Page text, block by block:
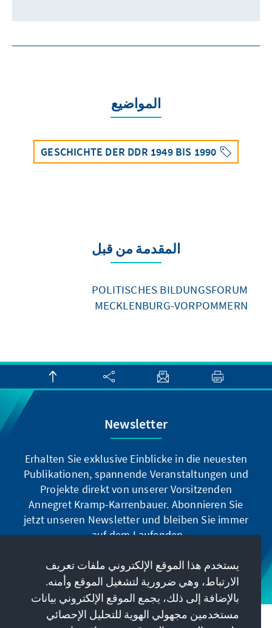
المواضيع
GESCHICHTE DER DDR 1949 BIS 1990
المقدمة من قبل
POLITISCHES BILDUNGSFORUM
MECKLENBURG-VORPOMMERN
Newsletter
Erhalten Sie exklusive Einblicke in die neuesten
Publikationen, spannende Veranstaltungen und
Projekte direkt von unserer Vorsitzenden
Annegret Kramp-Karrenbauer. Abonnieren Sie
jetzt unseren Newsletter und bleiben Sie immer
auf dem Laufenden.
Jetzt abonnieren
يستخدم هذا الموقع الإلكتروني ملفات تعريف
الارتباط، وهي ضرورية لتشغيل الموقع وأمنه.
بالإضافة إلى ذلك، يجمع الموقع الإلكتروني بيانات
مستخدمين مجهولي الهوية للتحليل الإحصائي